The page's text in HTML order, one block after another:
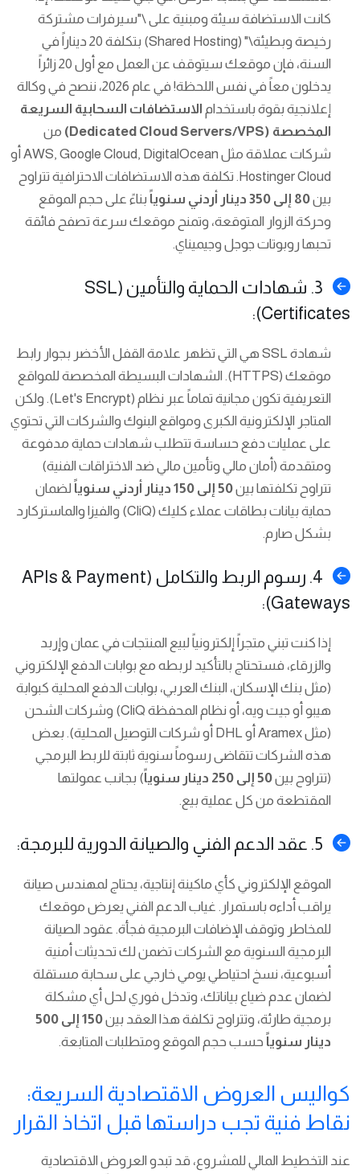
كانت الاستضافة سيئة ومبنية على \"سيرفرات مشتركة
رخيصة وبطيئة\" (Shared Hosting) بتكلفة 20 ديناراً في
السنة، فإن موقعك سيتوقف عن العمل مع أول 20 زائراً
يدخلون معاً في نفس اللحظة! في عام 2026، ننصح في وكالة
إعلانجية بقوة باستخدام الاستضافات السحابية السريعة
المخصصة (Dedicated Cloud Servers/VPS)
من
شركات عملاقة مثل AWS, Google Cloud, DigitalOcean أو
Hostinger Cloud. تكلفة هذه الاستضافات الاحترافية تتراوح
بين80 إلى 350 دينار أردني سنوياً
بناءً على حجم الموقع
وحركة الزوار المتوقعة، وتمنح موقعك سرعة تصفح فائقة
تحبها روبوتات جوجل وجيميناي.
3. شهادات الحماية والتأمين (SSL
Certificates):
شهادة SSL هي التي تظهر علامة القفل الأخضر بجوار رابط
موقعك (HTTPS). الشهادات البسيطة المخصصة للمواقع
التعريفية تكون مجانية تماماً عبر نظام (Let's Encrypt). ولكن
المتاجر الإلكترونية الكبرى ومواقع البنوك والشركات التي تحتوي
على عمليات دفع حساسة تتطلب شهادات حماية مدفوعة
ومتقدمة (أمان مالي وتأمين مالي ضد الاختراقات الفنية)
تتراوح تكلفتها بين50 إلى 150 دينار أردني سنوياً
لضمان
حماية بيانات بطاقات عملاء كليك (CliQ) والفيزا والماستركارد
بشكل صارم.
4. رسوم الربط والتكامل (APIs & Payment
Gateways):
إذا كنت تبني متجراً إلكترونياً لبيع المنتجات في عمان وإربد
والزرقاء، فستحتاج بالتأكيد لربطه مع بوابات الدفع الإلكتروني
(مثل بنك الإسكان، البنك العربي، بوابات الدفع المحلية كبوابة
هيبو أو جيت ويه، أو نظام المحفظة CliQ) وشركات الشحن
(مثل Aramex أو DHL أو شركات التوصيل المحلية). بعض
هذه الشركات تتقاضى رسوماً سنوية ثابتة للربط البرمجي
(تتراوح بين50 إلى 250 دينار سنوياً
) بجانب عمولتها
المقتطعة من كل عملية بيع.
الموقع الإلكتروني كأي ماكينة إنتاجية، يحتاج لمهندس صيانة
يراقب أداءه باستمرار. غياب الدعم الفني يعرض موقعك
للمخاطر وتوقف الإضافات البرمجية فجأة. عقود الصيانة
البرمجية السنوية مع الشركات تضمن لك تحديثات أمنية
أسبوعية، نسخ احتياطي يومي خارجي على سحابة مستقلة
لضمان عدم ضياع بياناتك، وتدخل فوري لحل أي مشكلة
برمجية طارئة، وتتراوح تكلفة هذا العقد بين
150 إلى 500
دينار سنوياً حسب حجم الموقع ومتطلبات المتابعة.
كواليس العروض الاقتصادية السريعة:
نقاط فنية تجب دراستها قبل اتخاذ القرار
عند التخطيط المالي للمشروع، قد تبدو العروض الاقتصادية